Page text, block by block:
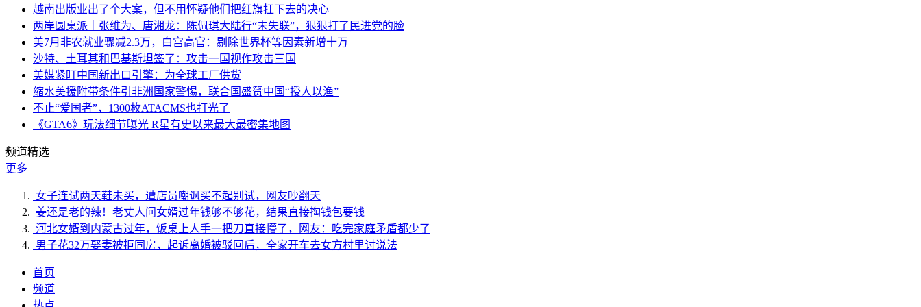
越南出版业出了个大案，但不用怀疑他们把红旗扛下去的决心
两岸圆桌派｜张维为、唐湘龙：陈佩琪大陆行“未失联”，狠狠打了民进党的脸
美7月非农就业骤减2.3万，白宫高官：剔除世界杯等因素新增十万
沙特、土耳其和巴基斯坦签了：攻击一国视作攻击三国
美媒紧盯中国新出口引擎：为全球工厂供货
缩水美援附带条件引非洲国家警惕，联合国盛赞中国“授人以渔”
不止“爱国者”，1300枚ATACMS也打光了
《GTA6》玩法细节曝光 R星有史以来最大最密集地图
频道精选
更多
女子连试两天鞋未买，遭店员嘲讽买不起别试，网友吵翻天
姜还是老的辣！老丈人问女婿过年钱够不够花，结果直接掏钱包要钱
河北女婿到内蒙古过年，饭桌上人手一把刀直接懵了，网友：吃完家庭矛盾都少了
男子花32万娶妻被拒同房，起诉离婚被驳回后，全家开车去女方村里讨说法
首页
频道